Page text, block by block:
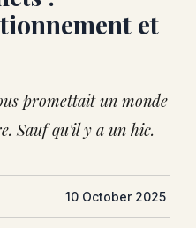
et
promettait un monde
Sauf qu'il y a un hic.
10 October 2025